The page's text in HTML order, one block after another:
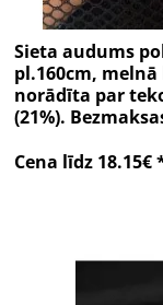
Sieta audums
pl.160cm, melnā
norādīta par
(21%).
Cena līdz 18.15€